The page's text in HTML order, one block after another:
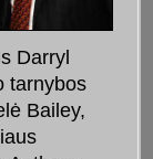
Darryl
tarnybos
Bailey,